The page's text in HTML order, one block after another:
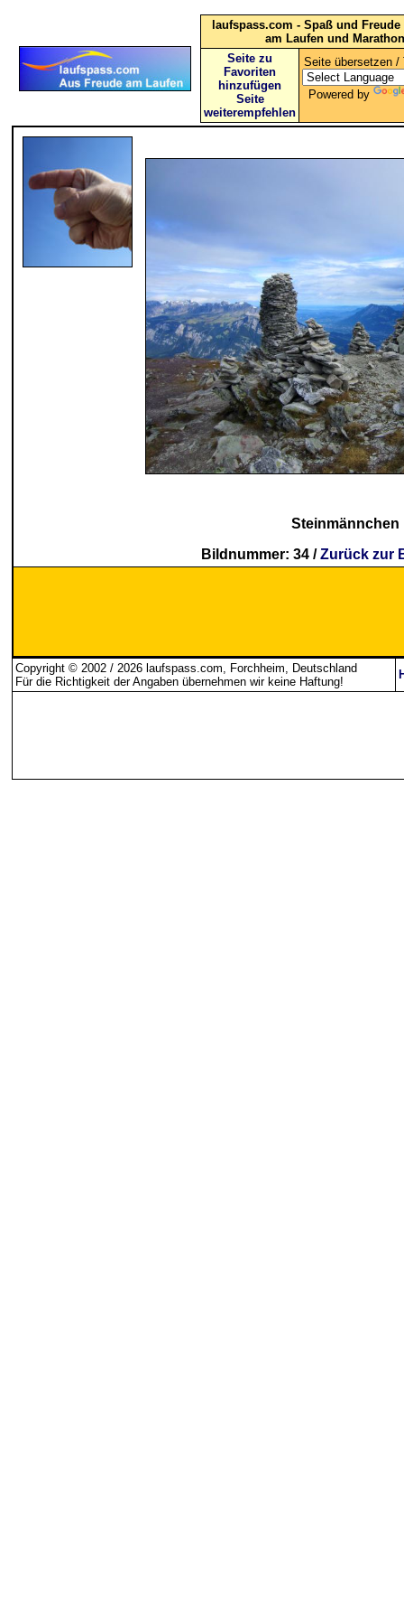
laufspass.com - Spaß und
am Laufen und Marathon
Seite zu
Favoriten
hinzufügen
Seite
weiterempfehlen
Seite übersetzen /
Powered by
Steinmännchen
Bildnummer: 34 /Zurück zur
Copyright © 2002 / 2026 laufspass.com, Forchheim, Deutschland
Für die Richtigkeit der Angaben übernehmen wir keine Haftung!